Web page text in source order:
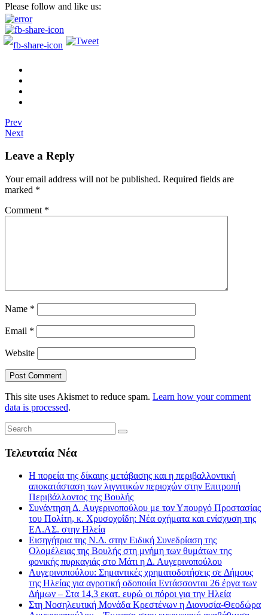
Please follow and like us:
Prev
Next
Leave a Reply
Your email address will not be published. Required fields are
marked *
Comment *
Name *
Email *
Website
This site uses Akismet to reduce spam. Learn how your comment
data is processed.
Τελευταία Νέα
Η πορεία της δίκαιης μετάβασης και η περιβαλλοντική
αποκατάσταση των λιγνιτικών περιοχών στην Επιτροπή
Περιβάλλοντος της Βουλής
Συνάντηση Δ. Αυγερινοπούλου με τον Υπουργό Προστασίας
του Πολίτη, κ. Χρυσοχοΐδη: Νέα οχήματα και ενίσχυση της
ΕΛ.ΑΣ. στην Ηλεία
Εισηγήτρια της Ν.Δ. στην Ειδική Συνεδρίαση της
Ολομέλειας της Βουλής στη μνήμη των θυμάτων της
φονικής πυρκαγιάς στο Μάτι η Δ. Αυγερινοπούλου
Αυγερινοπούλου: Σημαντικές χρηματοδοτήσεις σε Δήμους
της Ηλείας για αγροτική οδοποιία Εντάσσονται 26 έργα των
Δήμων – Στα 14,3 εκατ. ευρώ οι πόροι για την Ηλεία
Στη Νοσηλευτική Μονάδα Κρεστένων η Διονυσία-Θεοδώρα